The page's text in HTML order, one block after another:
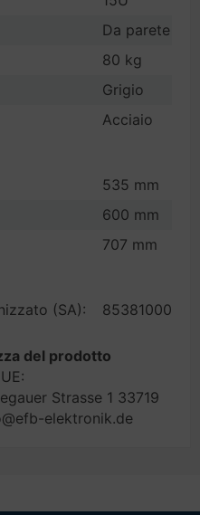
Da parete
80 kg
Grigio
Acciaio
535 mm
600 mm
707 mm
(SA): 85381000
del prodotto
Strasse 1 33719
elektronik.de